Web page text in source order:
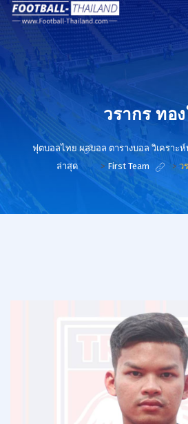
วรากร ทอ
ฟุตบอลไทย ผลบอล ตารางบอล วิเคราะ
ล่าสุด
> First Team > ว